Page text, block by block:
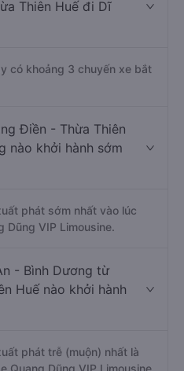
Thiên Huế đi Dĩ
có khoảng 3 chuyến xe bắt
Điền - Thừa Thiên
nào khởi hành sớm
phát sớm nhất vào lúc
Dũng VIP Limousine.
- Bình Dương từ
Huế nào khởi hành
phát trễ (muộn) nhất là
Quang Dũng VIP Limousine.